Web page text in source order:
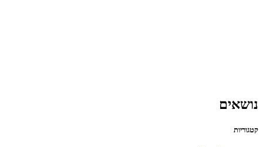
נושאים
קטגוריות